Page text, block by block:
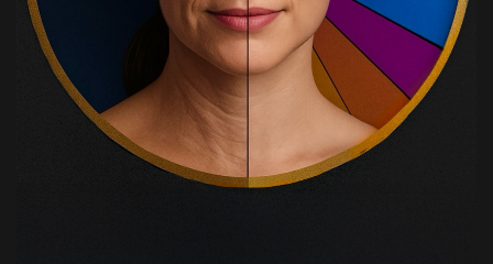
Blépharoplastie inférieure
Injection de graisse dans le visage
Bichectomie (réduction des boules de
Bichat)
Lifting de la lèvre (Lip lift)